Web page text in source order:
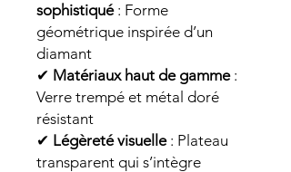
sophistiqué: Forme
géométrique inspirée d’un
diamant
✔ Matériaux haut de gamme:
Verre trempé et métal doré
résistant
✔ Légèreté visuelle: Plateau
transparent qui s’intègre